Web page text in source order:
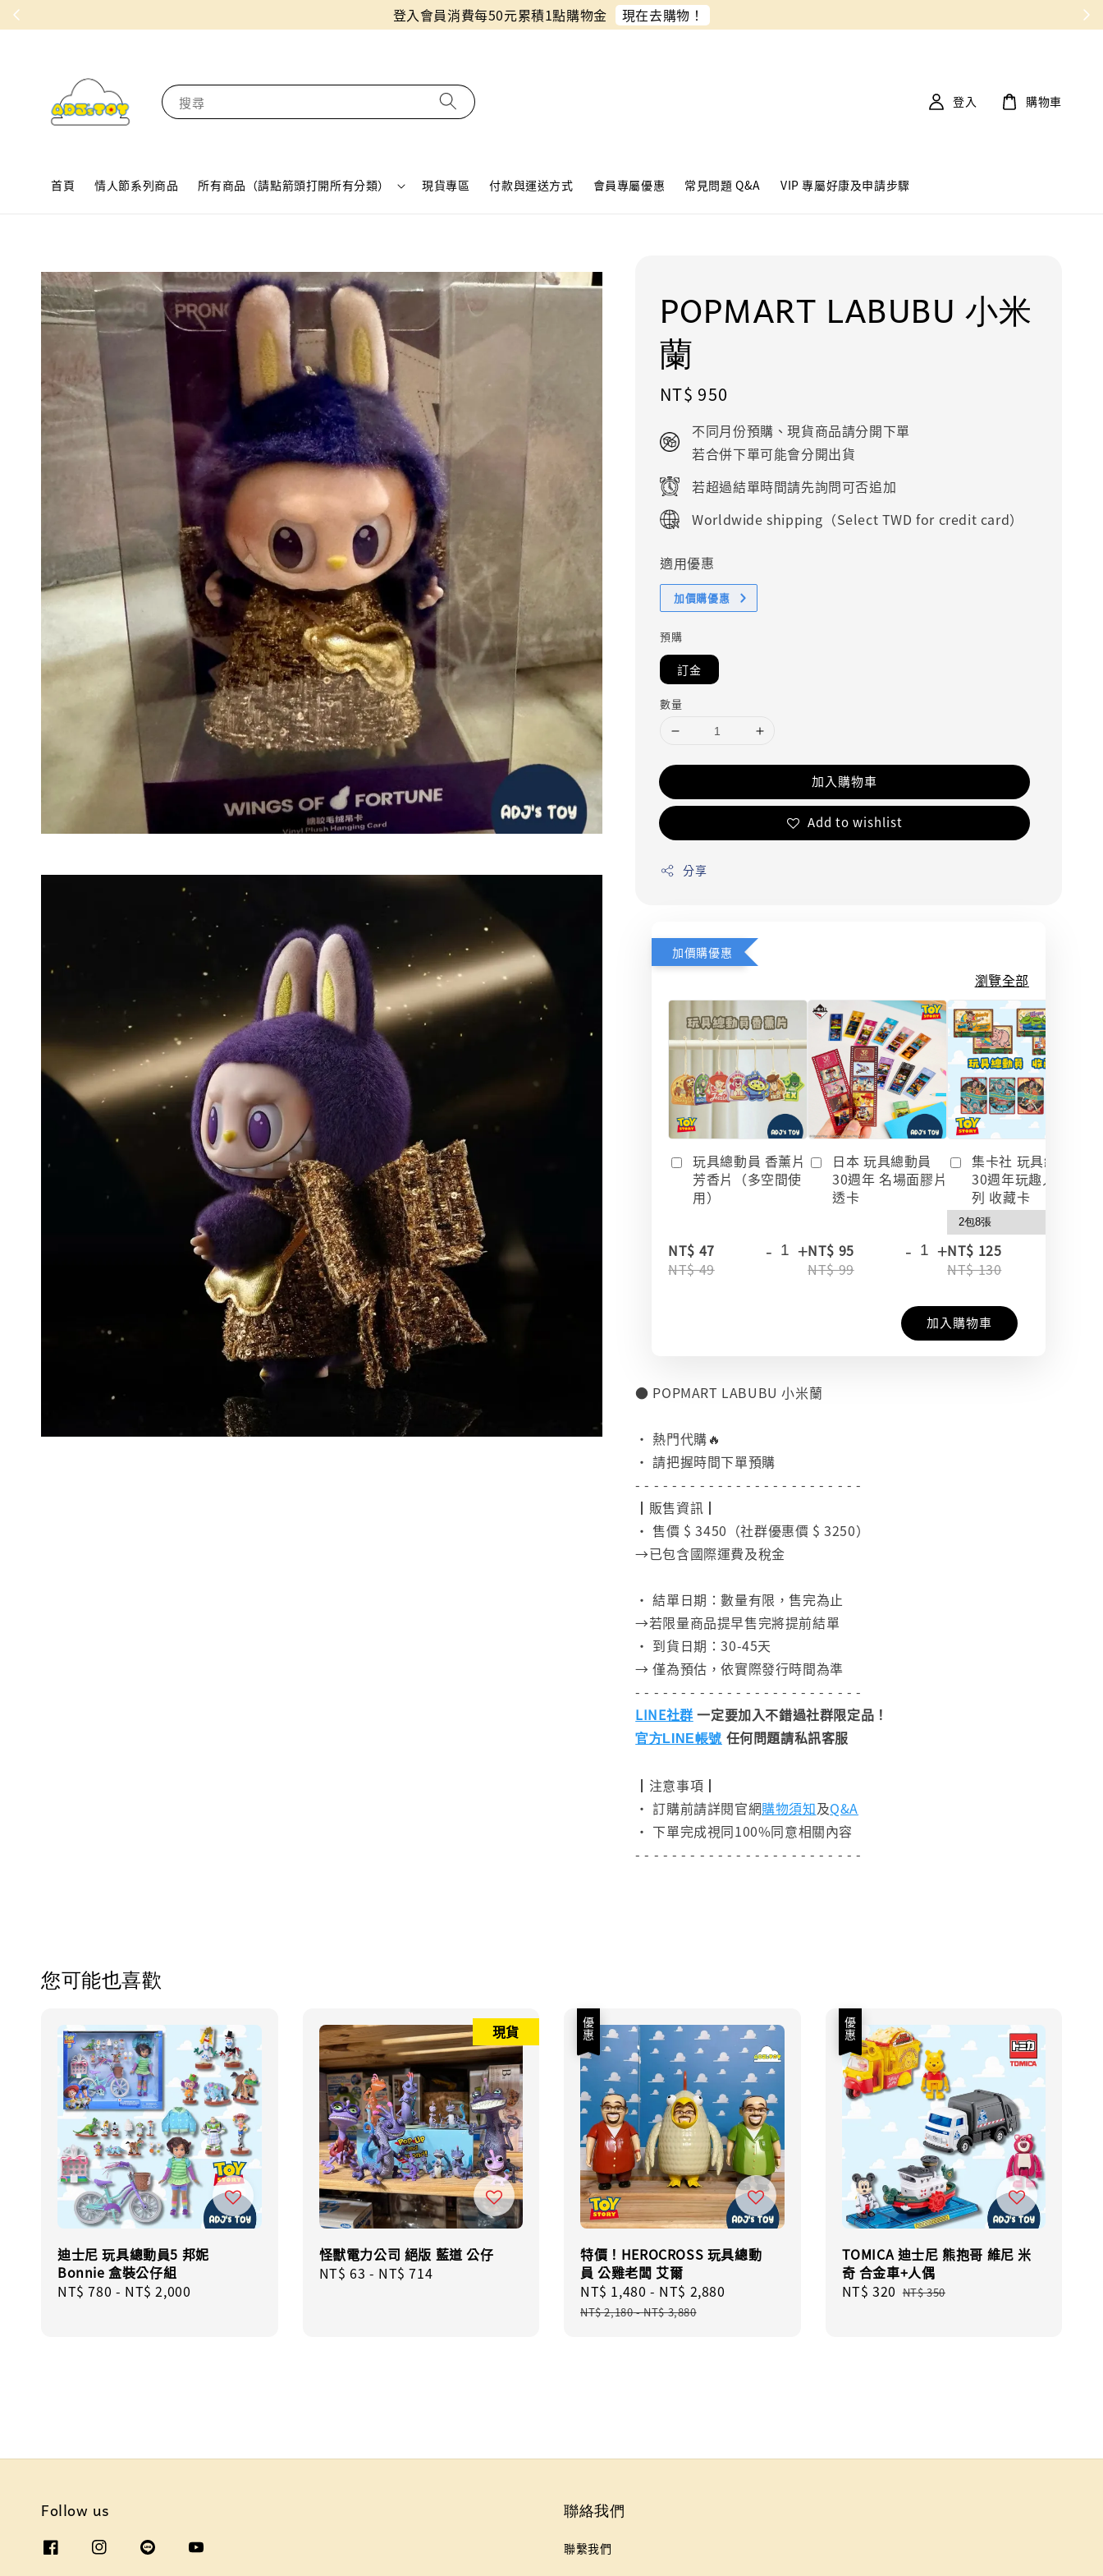
同月份預購單免費合併！只需付一筆運費
搜尋
首頁 情人節系列商品 所有商品（請點箭頭打開所有分類） 現貨專區 付款與運送方式 會員專屬優惠 常見問題 Q&A VIP 專屬好康及申請步驟
登入 購物車
POPMART LABUBU 小米
蘭
Regular
NT$ 950
不同月份預購、現貨商品請分開下單
若合併下單可能會分開出貨
若超過結單時間請先詢問可否追加
Worldwide shipping（Select TWD for credit card）
適用優惠
加價購優惠
預購
訂金
數量
加入購物車
Add to wishlist
分享
加價購優惠
瀏覽全部
玩具總動員 香薰片
芳香片（多空間使
用）
NT$ 47
NT$ 49
- +
日本 玩具總動員
30週年 名場面膠片
透卡
NT$ 95
NT$ 99
- +
集卡社 玩具總動員
30週年玩趣人生系
列 收藏卡
NT$ 125
NT$ 130
加入購物車
● POPMART LABUBU 小米蘭
• 熱門代購🔥
• 請把握時間下單預購
- - - - - - - - - - - - - - - - - - - - - - - - -
┃販售資訊┃
• 售價 $ 3450（社群優惠價 $ 3250）
→已包含國際運費及稅金
• 結單日期：數量有限，售完為止
→若限量商品提早售完將提前結單
• 到貨日期：30-45天
→ 僅為預估，依實際發行時間為準
- - - - - - - - - - - - - - - - - - - - - - - - -
LINE社群 一定要加入不錯過社群限定品！
官方LINE帳號 任何問題請私訊客服
┃注意事項┃
• 訂購前請詳閱官網購物須知及Q&A
• 下單完成視同100%同意相關內容
- - - - - - - - - - - - - - - - - - - - - - - - -
您可能也喜歡
迪士尼 玩具總動員5 邦妮
Bonnie 盒裝公仔組
Regular
NT$ 780 - NT$ 2,000
現貨
怪獸電力公司 絕版 藍道 公仔
Regular
NT$ 63 - NT$ 714
優惠
特價！HEROCROSS 玩具總動
員 公雞老闆 艾爾
Sale
price
NT$ 1,480 - NT$ 2,880
NT$ 2,180-NT$ 3,880
優惠
TOMICA 迪士尼 熊抱哥 維尼 米
奇 合金車+人偶
Sale
NT$ 320 Regular
NT$ 350
Follow us 聯絡我們
聯繫我們